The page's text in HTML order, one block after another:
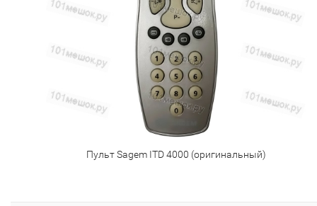
Пульт Sagem ITD 4000 (оригинальный)